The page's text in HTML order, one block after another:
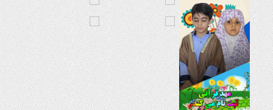
هفتمین همایش بانوان فعال در عرصه‌ هیئت کشور
8 ماه قبل
برگزاری رویداد ملی جامعه پرداز